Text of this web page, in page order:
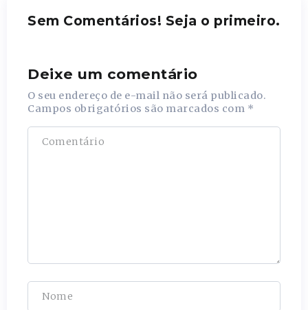
Sem Comentários! Seja o primeiro.
Deixe um comentário
O seu endereço de e-mail não será publicado.
Campos obrigatórios são marcados com *